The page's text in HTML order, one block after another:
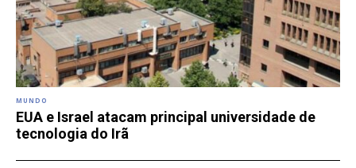
MUNDO
EUA e Israel atacam principal universidade de
tecnologia do Irã